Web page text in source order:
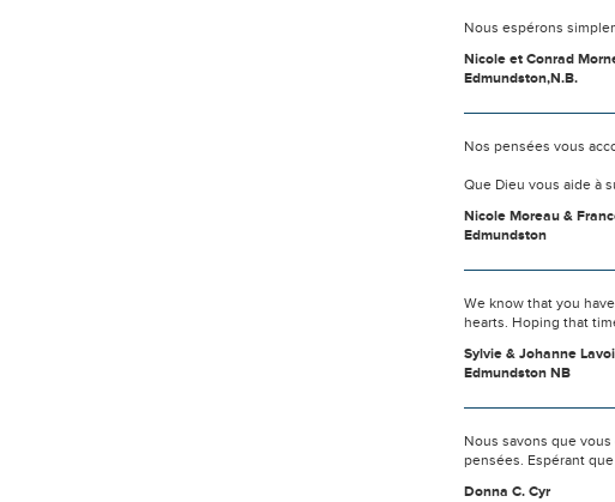
Nous espérons
Nicole et Conrad
Edmundston,N.B.
Nos pensées vous
Que Dieu vous aide à
Nicole Moreau &
Edmundston
We know that you
hearts. Hoping that
Sylvie & Johanne
Edmundston NB
Nous savons que
pensées. Espérant
Donna C. Cyr